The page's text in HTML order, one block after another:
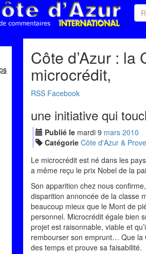
de commentaires
Côte d’Azur : la
microcrédit,
RSS Facebook
une initiative qui
Publié le mardi 9 mars 2010
Catégorie Côte d'Azur &
Le microcrédit est né dans les
a même reçu le prix Nobel de la
Son apparition chez nous
disparition annoncée de la classe
beaucoup mieux que le Mont de
personnel. Microcrédit égale bien
projet est raisonnable, viable et
rembourser son emprunt… Que la
des temps et prouve sa faisabilité.